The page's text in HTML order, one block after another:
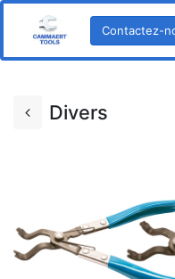
Contactez-
Divers